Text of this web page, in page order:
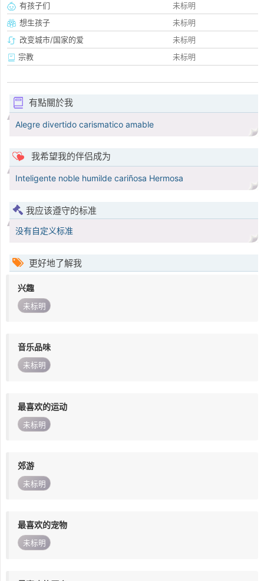
有孩子们
未标明
想生孩子
未标明
改变城市/国家的爱
未标明
宗教
未标明
有點關於我
Alegre divertido carismatico amable
我希望我的伴侣成为
Inteligente noble humilde cariñosa Hermosa
我应该遵守的标准
没有自定义标准
更好地了解我
兴趣
未标明
音乐品味
未标明
最喜欢的运动
未标明
郊游
未标明
最喜欢的宠物
未标明